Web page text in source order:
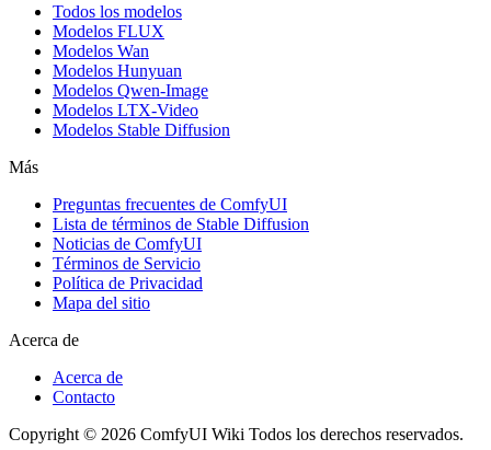
Todos los modelos
Modelos FLUX
Modelos Wan
Modelos Hunyuan
Modelos Qwen-Image
Modelos LTX-Video
Modelos Stable Diffusion
Más
Preguntas frecuentes de ComfyUI
Lista de términos de Stable Diffusion
Noticias de ComfyUI
Términos de Servicio
Política de Privacidad
Mapa del sitio
Acerca de
Acerca de
Contacto
Copyright © 2026 ComfyUI Wiki Todos los derechos reservados.